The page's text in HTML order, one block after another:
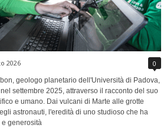
2026 0
geologo planetario dell'Università di Padova,
settembre 2025, attraverso il racconto del suo
e umano. Dai vulcani di Marte alle grotte
astronauti, l'eredità di uno studioso che ha
generosità